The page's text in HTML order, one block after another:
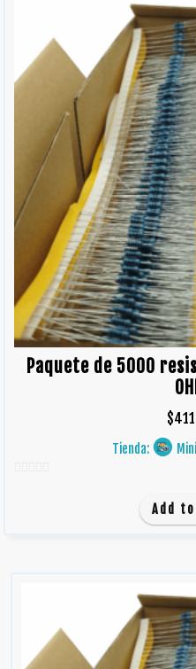
Paquete de 5000
$
Tienda:
Add